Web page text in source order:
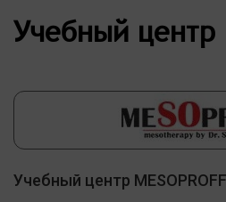
Учебный центр
Учебный центр MESOPROFF